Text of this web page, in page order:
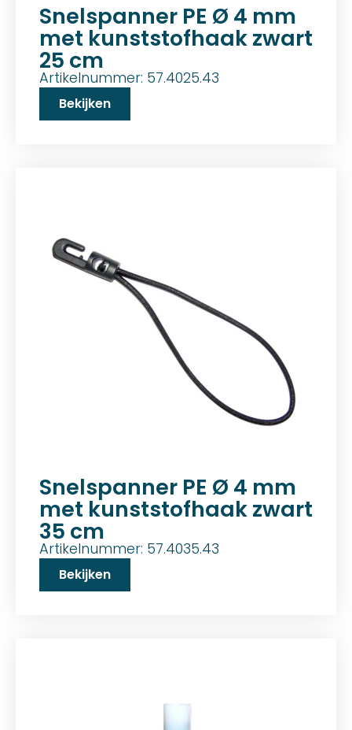
Snelspanner PE Ø 4 mm
met kunststofhaak zwart
25 cm
Artikelnummer: 57.4025.43
Bekijken
Snelspanner PE Ø 4 mm
met kunststofhaak zwart
35 cm
Artikelnummer: 57.4035.43
Bekijken